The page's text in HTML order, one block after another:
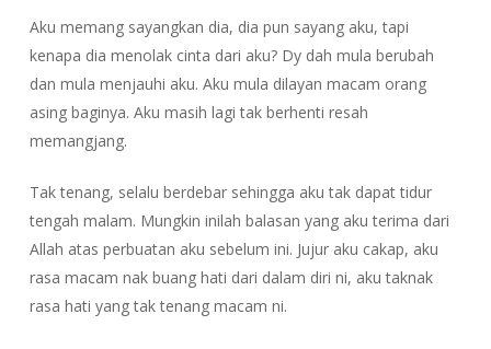
Aku memang sayangkan dia, dia pun sayang aku, tapi
kenapa dia menolak cinta dari aku? Dy dah mula berubah
dan mula menjauhi aku. Aku mula dilayan macam orang
asing baginya. Aku masih lagi tak berhenti resah
memangjang.
Tak tenang, selalu berdebar sehingga aku tak dapat tidur
tengah malam. Mungkin inilah balasan yang aku terima dari
Allah atas perbuatan aku sebelum ini. Jujur aku cakap, aku
rasa macam nak buang hati dari dalam diri ni, aku taknak
rasa hati yang tak tenang macam ni.